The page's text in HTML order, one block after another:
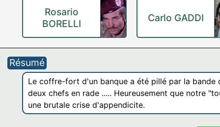
Rosario
BORELLI
Carlo GADDI
Résumé
Le coffre-fort d'un banque a été pillé par la
deux chefs en rade ..... Heureusement que notre
une brutale crise d'appendicite.